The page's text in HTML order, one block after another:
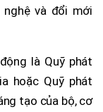
nghệ và đổi mới
là Quỹ phát
hoặc Quỹ phát
tạo của bộ, cơ